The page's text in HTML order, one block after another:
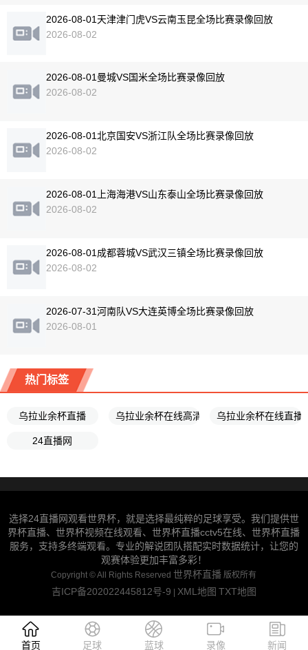
2026-08-01天津津门虎VS云南玉昆全场比赛录像回放
2026-08-02
2026-08-01曼城VS国米全场比赛录像回放
2026-08-02
2026-08-01北京国安VS浙江队全场比赛录像回放
2026-08-02
2026-08-01上海海港VS山东泰山全场比赛录像回放
2026-08-02
2026-08-01成都蓉城VS武汉三镇全场比赛录像回放
2026-08-02
2026-07-31河南队VS大连英博全场比赛录像回放
2026-08-01
热门标签
乌拉业余杯直播 乌拉业余杯在线高清 乌拉业余杯在线直播
24直播网
选择24直播网观看世界杯，就是选择最纯粹的足球享受。我们提供世
界杯直播、世界杯视频在线观看、世界杯直播cctv5在线、世界杯直播
服务，支持多终端观看。专业的解说团队搭配实时数据统计，让您的
观赛体验更加丰富多彩！
Copyright ©All Rights Reserved世界杯直播 版权所有
吉ICP备202022445812号-9 | XML地图 TXT地图
首页 足球 蓝球 录像 新闻